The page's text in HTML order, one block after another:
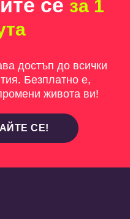
се за 1
достъп до всички
Безплатно е,
живота ви!
СЕ!